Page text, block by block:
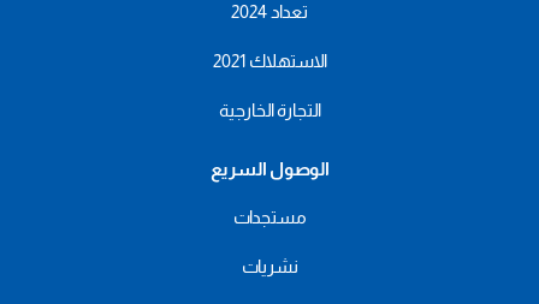
تعداد 2024
الاستهلاك 2021
التجارة الخارجية
الوصول السريع
مستجدات
نشريات